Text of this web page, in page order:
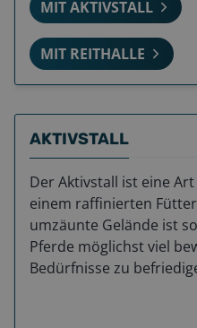
MIT AKTIVSTALL
MIT REITHALLE
AKTIVSTALL
Der Aktivstall ist eine
einem raffinierten
umzäunte Gelände ist
Pferde möglichst viel
Bedürfnisse zu